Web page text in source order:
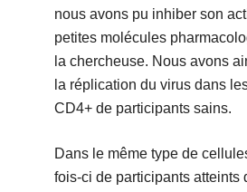
nous avons pu inhiber son
petites molécules
la chercheuse. Nous avons
la réplication du virus dans
CD4+ de participants sains.
Dans le même type de
fois-ci de participants atteints